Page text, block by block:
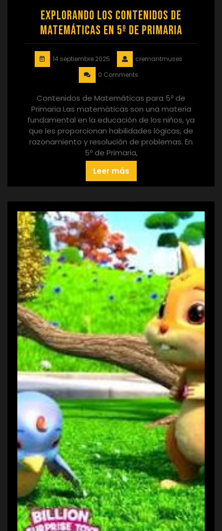
Explorando los Contenidos de
Matemáticas en 5º de Primaria
14 septiembre 2025
cremantmuses
0 Comments
Contenidos de Matemáticas para 5º de
Primaria Las matemáticas son una materia
fundamental en la educación de los niños, ya
que les proporcionan habilidades lógicas, de
razonamiento y resolución de problemas. En
5º de Primaria,
Leer más